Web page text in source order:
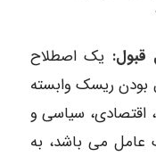
یک اصطلاح
بودن ریسک وابسته
اقتصادی، سیاسی و
عامل می باشد، به